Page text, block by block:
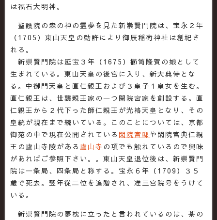
は福石大明神。
聖護院の森の神の霊夢を見た新崇賢門院は、宝永２年
（1705）東山天皇の勅許により御辰稲荷神社は創祀さ
れる。
新崇賢門院は延宝３年（1675）櫛笥隆賀の娘として
生まれている。東山天皇の後宮に入り、新大典侍とな
る。中御門天皇と直仁親王および３皇子１皇女を生む。
直仁親王は、世襲親王家の一つ閑院宮家を創設する。直
仁親王から２代下った師仁親王が光格天皇となり、その
皇統が現在まで続いている。このことについては、京都
御苑の中で現在公開されている 閑院宮邸 や閑院宮典仁親
王の廬山寺陵がある 廬山寺 の項でも触れているので興味
があればご参照下さい。。東山天皇退位後は、新崇賢門
院は一条局、四条局と称する。宝永６年（1709）３５
歳で死去。翌年従二位を追贈され、准三宮院号をうけて
いる。
新崇賢門院の夢枕に立ったと言われているのは、茶の